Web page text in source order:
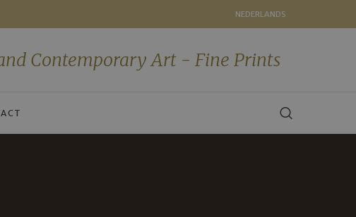
NEDERLANDS
Contemporary Art - Fine Prints